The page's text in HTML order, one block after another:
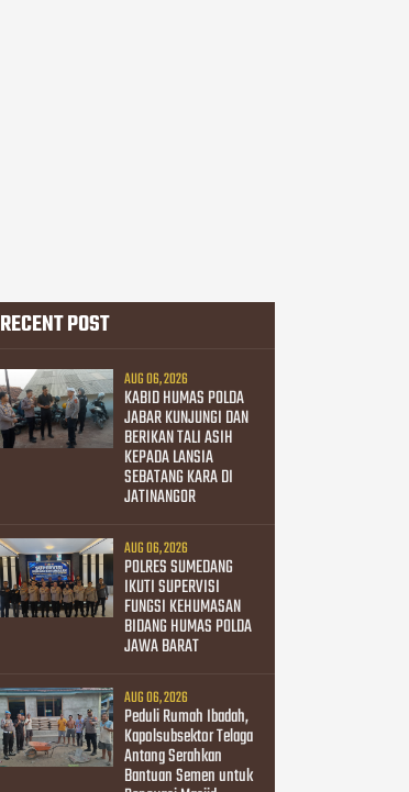
RECENT POST
AUG 06, 2026
KABID HUMAS POLDA
JABAR KUNJUNGI DAN
BERIKAN TALI ASIH
KEPADA LANSIA
SEBATANG KARA DI
JATINANGOR
AUG 06, 2026
POLRES SUMEDANG
IKUTI SUPERVISI
FUNGSI KEHUMASAN
BIDANG HUMAS POLDA
JAWA BARAT
AUG 06, 2026
Peduli Rumah Ibadah,
Kapolsubsektor Telaga
Antang Serahkan
Bantuan Semen untuk